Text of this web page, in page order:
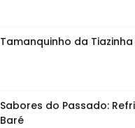
Tamanquinho da
Sabores do Passado:
Baré